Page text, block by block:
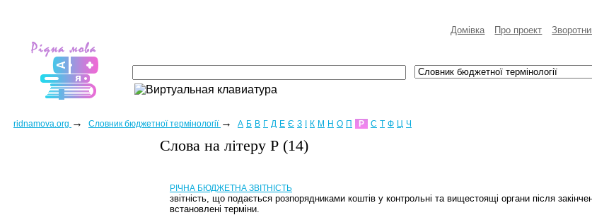
Домівка Про проект
ridnamova.org → Словник бюджетної термінології → А Б В Г Д Е Є З К М Н О П Р С Т Ф Ц Ч
Слова на лiтеру Р (14)
РІЧНА БЮДЖЕТНА ЗВІТНІСТЬ
звітність, що подається розпорядниками коштів у контрольні та вищестоящі органи після
встановлені терміни.